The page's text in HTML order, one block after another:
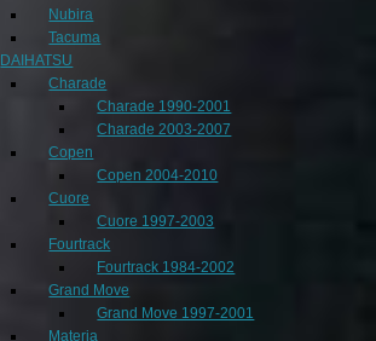
Nubira
Tacuma
DAIHATSU
Charade
Charade 1990-2001
Charade 2003-2007
Copen
Copen 2004-2010
Cuore
Cuore 1997-2003
Fourtrack
Fourtrack 1984-2002
Grand Move
Grand Move 1997-2001
Materia